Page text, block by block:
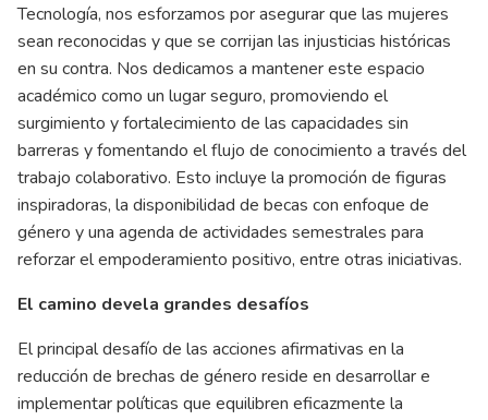
Tecnología, nos esforzamos por asegurar que las mujeres
sean reconocidas y que se corrijan las injusticias históricas
en su contra. Nos dedicamos a mantener este espacio
académico como un lugar seguro, promoviendo el
surgimiento y fortalecimiento de las capacidades sin
barreras y fomentando el flujo de conocimiento a través del
trabajo colaborativo. Esto incluye la promoción de figuras
inspiradoras, la disponibilidad de becas con enfoque de
género y una agenda de actividades semestrales para
reforzar el empoderamiento positivo, entre otras iniciativas.
El camino devela grandes desafíos
El principal desafío de las acciones afirmativas en la
reducción de brechas de género reside en desarrollar e
implementar políticas que equilibren eficazmente la